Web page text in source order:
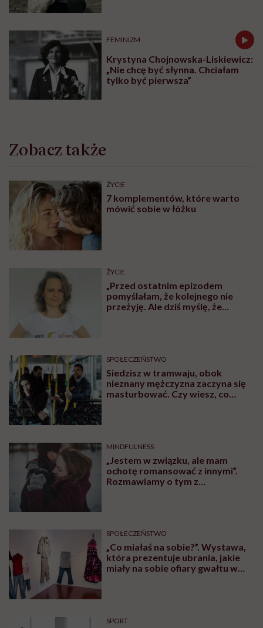
FEMINIZM
Krystyna Chojnowska-Liskiewicz:
„Nie chcę być słynna. Chciałam
tylko być pierwsza”
Zobacz także
ŻYCIE
7 komplementów, które warto
mówić sobie w łóżku
ŻYCIE
„Przed ostatnim epizodem
pomyślałam, że kolejnego nie
przeżyję. Ale dziś myślę, że
SPOŁECZEŃSTWO
Siedzisz w tramwaju, obok
nieznany mężczyzna zaczyna się
masturbować. Czy wiesz, co
MINDFULNESS
„Jestem w związku, ale mam
ochotę romansować z innymi”.
Rozmawiamy o tym z
SPOŁECZEŃSTWO
„Co miałaś na sobie?”. Wystawa,
która prezentuje ubrania, jakie
miały na sobie ofiary gwałtu w
SPORT